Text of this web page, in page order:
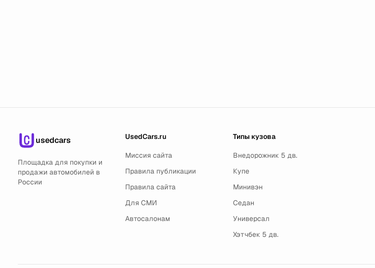
usedcars
Площадка для покупки и
продажи автомобилей в
России
UsedCars.ru
Миссия сайта
Правила публикации
Правила сайта
Для СМИ
Автосалонам
Типы кузова
Внедорожник 5 дв.
Купе
Минивэн
Седан
Универсал
Хэтчбек 5 дв.